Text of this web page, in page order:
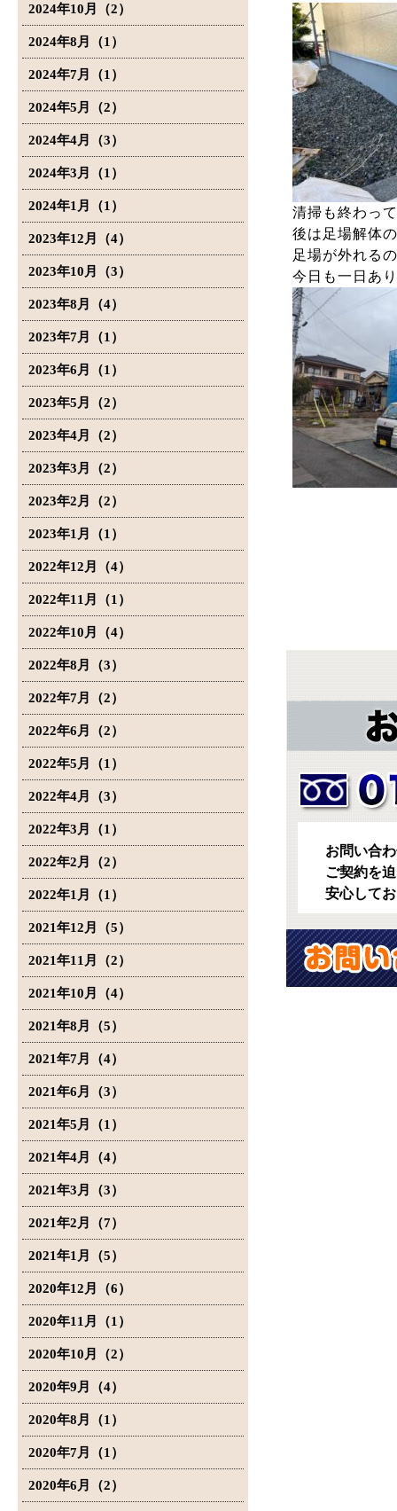
2024年10月（2）
2024年8月（1）
2024年7月（1）
2024年5月（2）
2024年4月（3）
2024年3月（1）
2024年1月（1）
2023年12月（4）
2023年10月（3）
2023年8月（4）
2023年7月（1）
2023年6月（1）
2023年5月（2）
2023年4月（2）
2023年3月（2）
2023年2月（2）
2023年1月（1）
2022年12月（4）
2022年11月（1）
2022年10月（4）
2022年8月（3）
2022年7月（2）
2022年6月（2）
2022年5月（1）
2022年4月（3）
2022年3月（1）
2022年2月（2）
2022年1月（1）
2021年12月（5）
2021年11月（2）
2021年10月（4）
2021年8月（5）
2021年7月（4）
2021年6月（3）
2021年5月（1）
2021年4月（4）
2021年3月（3）
2021年2月（7）
2021年1月（5）
2020年12月（6）
2020年11月（1）
2020年10月（2）
2020年9月（4）
2020年8月（1）
2020年7月（1）
2020年6月（2）
清掃も終わっ
後は足場解体
足場が外れる
今日も一日あ
お問い合
ご契約を
安心して